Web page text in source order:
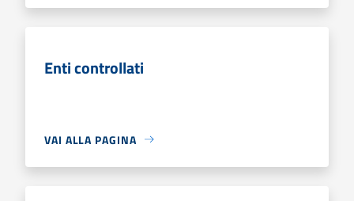
Enti controllati
VAI ALLA PAGINA